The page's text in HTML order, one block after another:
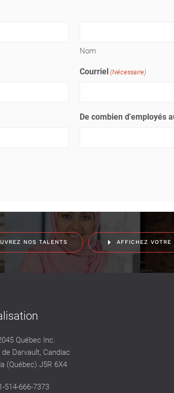
Nom
Courriel (Nécessaire)
De combien d'employés
NOS TALENTS AFFICHEZ
Québec Inc.
de Darvault, Candiac
(Québec) J5R 6X4
514-666-7373